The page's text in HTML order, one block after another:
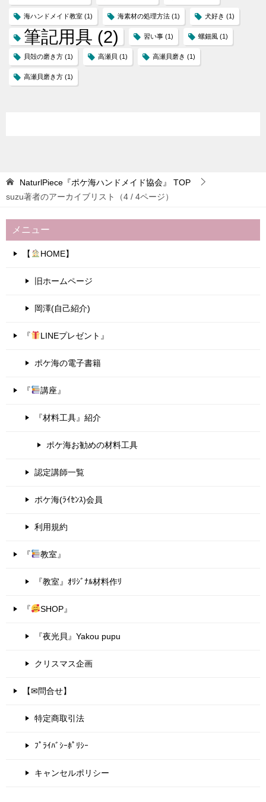
海ハンドメイド教室 (1) 海素材の処理方法 (1) 犬好き (1)
筆記用具 (2) 習い事 (1) 螺鈿風 (1)
貝殻の磨き方 (1) 高瀬貝 (1) 高瀬貝磨き (1)
高瀬貝磨き方 (1)
NaturlPiece『ポケ海ハンドメイド協会』
TOP
suzu著者のアーカイブリスト（4 / 4ページ）
メニュー
【 HOME】
旧ホームページ
岡澤(自己紹介)
『 LINEプレゼント』
ポケ海の電子書籍
『 講座』
『材料工具』紹介
ポケ海お勧めの材料工具
認定講師一覧
ポケ海(ﾗｲｾﾝｽ)会員
利用規約
『 教室』
『教室』ｵﾘｼﾞﾅﾙ材料作ﾘ
『 SHOP』
『夜光貝』Yakou pupu
クリスマス企画
【✉問合せ】
特定商取引法
ﾌﾟﾗｲﾊﾞｼｰﾎﾟﾘｼｰ
キャンセルポリシー